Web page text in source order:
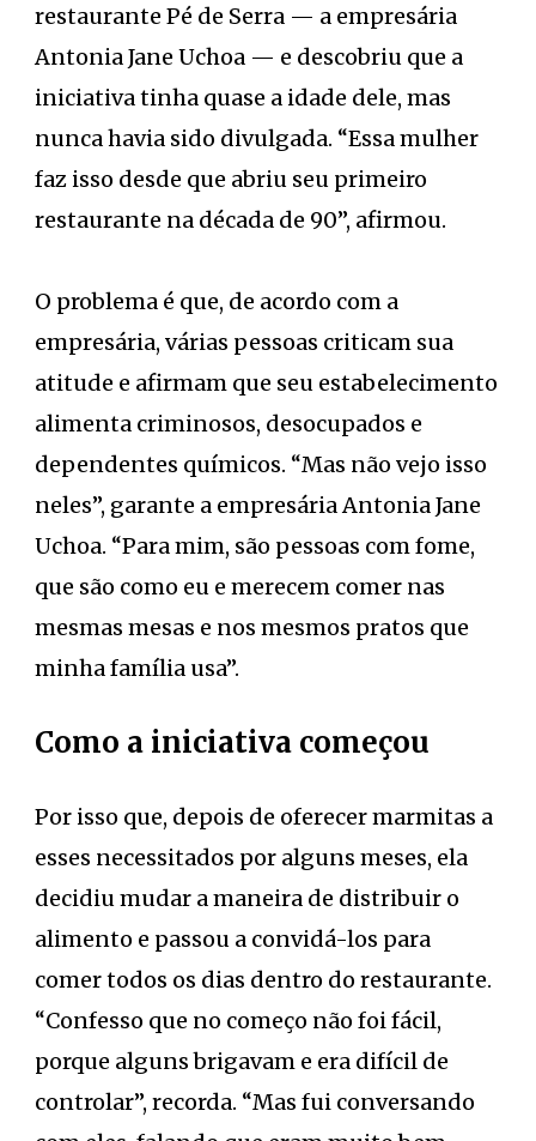
restaurante Pé de Serra — a empresária
Antonia Jane Uchoa — e descobriu que a
iniciativa tinha quase a idade dele, mas
nunca havia sido divulgada. “Essa mulher
faz isso desde que abriu seu primeiro
restaurante na década de 90”, afirmou.
O problema é que, de acordo com a
empresária, várias pessoas criticam sua
atitude e afirmam que seu estabelecimento
alimenta criminosos, desocupados e
dependentes químicos. “Mas não vejo isso
neles”, garante a empresária Antonia Jane
Uchoa. “Para mim, são pessoas com fome,
que são como eu e merecem comer nas
mesmas mesas e nos mesmos pratos que
minha família usa”.
Como a iniciativa começou
Por isso que, depois de oferecer marmitas a
esses necessitados por alguns meses, ela
decidiu mudar a maneira de distribuir o
alimento e passou a convidá-los para
comer todos os dias dentro do restaurante.
“Confesso que no começo não foi fácil,
porque alguns brigavam e era difícil de
controlar”, recorda. “Mas fui conversando